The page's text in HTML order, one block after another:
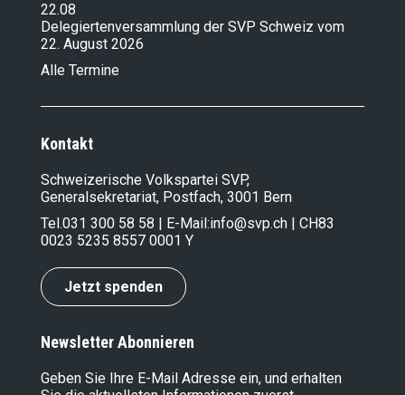
22.08
Delegiertenversammlung der SVP Schweiz vom
22. August 2026
Alle Termine
Kontakt
Schweizerische Volkspartei SVP,
Generalsekretariat, Postfach, 3001 Bern
Tel.031 300 58 58 | E-Mail:info@svp.ch | CH83
0023 5235 8557 0001 Y
Jetzt spenden
Newsletter Abonnieren
Geben Sie Ihre E-Mail Adresse ein, und erhalten